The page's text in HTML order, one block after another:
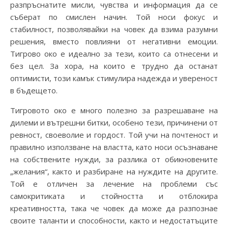
разпръснатите мисли, чувства и информация да се
съберат по смислен начин. Той носи фокус и
стабилност, позволявайки на човек да взима разумни
решения, вместо повлияни от негативни емоции.
Тигрово око е идеално за тези, които са отнесени и
без цел. За хора, на които е трудно да останат
оптимисти, този камък стимулира надежда и увереност
в бъдещето.
Тигровото око е много полезно за разрешаване на
дилеми и вътрешни битки, особено тези, причинени от
ревност, своеволие и гордост. Той учи на почтеност и
правилно използване на властта, като носи осъзнаване
на собствените нужди, за разлика от обикновените
„желания“, както и разбиране на нуждите на другите.
Той е отличен за лечение на проблеми със
самокритиката и стойността и отблокира
креативността, така че човек да може да разпознае
своите таланти и способности, както и недостатъците